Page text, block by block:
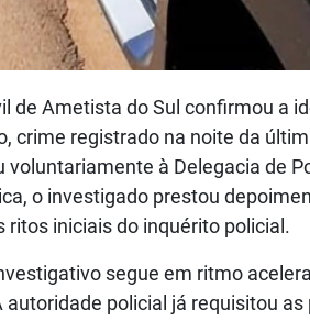
de Ametista do Sul confirmou a
crime registrado na noite da
voluntariamente à Delegacia de
o investigado prestou
ritos iniciais do inquérito policial.
segue em ritmo
autoridade policial já requisitou